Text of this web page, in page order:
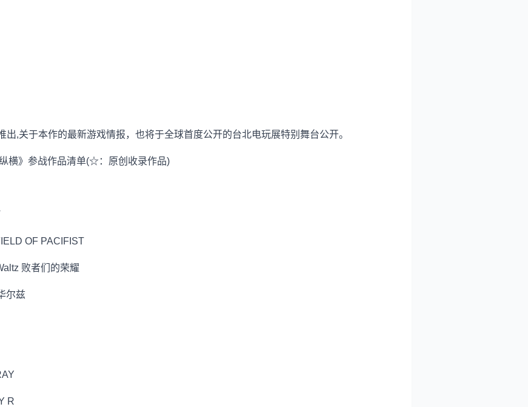
关于本作的最新游戏情报，也将于全球首度公开的台北电玩展特别舞台公开。
》参战作品清单(☆：原创收录作品)
OF PACIFIST
败者们的荣耀
尔兹
R